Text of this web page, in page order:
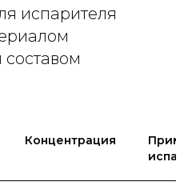
испарителя
Концентрация